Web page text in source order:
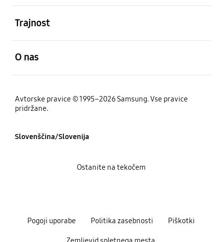
Trajnost
O nas
Avtorske pravice © 1995–2026 Samsung. Vse pravice
pridržane.
Slovenščina/Slovenija
Pogoji uporabe Politika zasebnosti Piškotki
Ostanite na tekočem